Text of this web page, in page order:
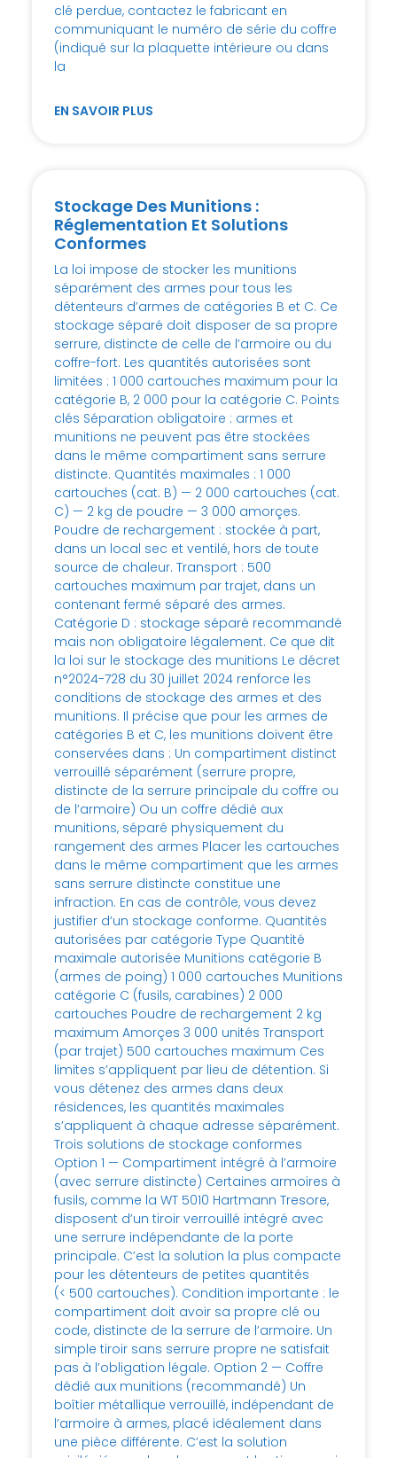
clé perdue, contactez le fabricant en
communiquant le numéro de série du coffre
(indiqué sur la plaquette intérieure ou dans
la
EN SAVOIR PLUS
Stockage Des Munitions :
Réglementation Et Solutions
Conformes
La loi impose de stocker les munitions
séparément des armes pour tous les
détenteurs d’armes de catégories B et C. Ce
stockage séparé doit disposer de sa propre
serrure, distincte de celle de l’armoire ou du
coffre-fort. Les quantités autorisées sont
limitées : 1 000 cartouches maximum pour la
catégorie B, 2 000 pour la catégorie C. Points
clés Séparation obligatoire : armes et
munitions ne peuvent pas être stockées
dans le même compartiment sans serrure
distincte. Quantités maximales : 1 000
cartouches (cat. B) — 2 000 cartouches (cat.
C) — 2 kg de poudre — 3 000 amorçes.
Poudre de rechargement : stockée à part,
dans un local sec et ventilé, hors de toute
source de chaleur. Transport : 500
cartouches maximum par trajet, dans un
contenant fermé séparé des armes.
Catégorie D : stockage séparé recommandé
mais non obligatoire légalement. Ce que dit
la loi sur le stockage des munitions Le décret
n°2024-728 du 30 juillet 2024 renforce les
conditions de stockage des armes et des
munitions. Il précise que pour les armes de
catégories B et C, les munitions doivent être
conservées dans : Un compartiment distinct
verrouillé séparément (serrure propre,
distincte de la serrure principale du coffre ou
de l’armoire) Ou un coffre dédié aux
munitions, séparé physiquement du
rangement des armes Placer les cartouches
dans le même compartiment que les armes
sans serrure distincte constitue une
infraction. En cas de contrôle, vous devez
justifier d’un stockage conforme. Quantités
autorisées par catégorie Type Quantité
maximale autorisée Munitions catégorie B
(armes de poing) 1 000 cartouches Munitions
catégorie C (fusils, carabines) 2 000
cartouches Poudre de rechargement 2 kg
maximum Amorçes 3 000 unités Transport
(par trajet) 500 cartouches maximum Ces
limites s’appliquent par lieu de détention. Si
vous détenez des armes dans deux
résidences, les quantités maximales
s’appliquent à chaque adresse séparément.
Trois solutions de stockage conformes
Option 1 — Compartiment intégré à l’armoire
(avec serrure distincte) Certaines armoires à
fusils, comme la WT 5010 Hartmann Tresore,
disposent d’un tiroir verrouillé intégré avec
une serrure indépendante de la porte
principale. C’est la solution la plus compacte
pour les détenteurs de petites quantités
(< 500 cartouches). Condition importante : le
compartiment doit avoir sa propre clé ou
code, distincte de la serrure de l’armoire. Un
simple tiroir sans serrure propre ne satisfait
pas à l’obligation légale. Option 2 — Coffre
dédié aux munitions (recommandé) Un
boîtier métallique verrouillé, indépendant de
l’armoire à armes, placé idéalement dans
une pièce différente. C’est la solution